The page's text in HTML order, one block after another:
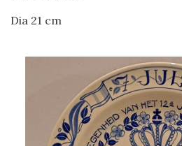
Dia 21 cm